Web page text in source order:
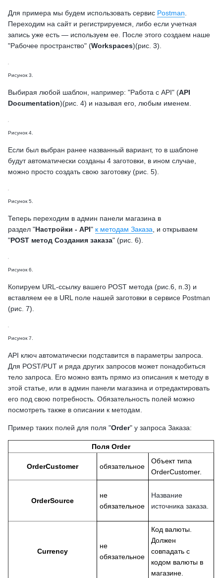
Для примера мы будем использовать сервис Postman
Переходим на сайт и регистрируемся, либо если учетная
запись уже есть — используем ее. После этого создаем наше
"Рабочее пространство" (Workspaces)(рис. 3).
Рисунок 3.
Выбирая любой шаблон, например: "Работа с API" (API
Documentation)(рис. 4) и называя его, любым именем.
Рисунок 4.
Если был выбран ранее названный вариант, то в шаблоне
будут автоматически созданы 4 заготовки, в ином случае,
можно просто создать свою заготовку (рис. 5).
Рисунок 5.
Теперь переходим в админ панели магазина в
раздел "Настройки - API" к методам Заказа , и открываем
"POST метод Создания заказа" (рис. 6).
Рисунок 6.
Копируем URL-ссылку вашего POST метода (рис.6, п.3) и
вставляем ее в URL поле нашей заготовки в сервисе Postman
(рис. 7).
Рисунок 7.
API ключ автоматически подставится в параметры запроса.
Для POST/PUT и ряда других запросов может понадобиться
тело запроса. Его можно взять прямо из описания к методу в
этой статье, или в админ панели магазина и отредактировать
его под свою потребность. Обязательность полей можно
посмотреть также в описании к методам.
Пример таких полей для поля "Order" у запроса Заказа:
Поля Order
OrderCustomer обязательное
Объект типа
OrderCustomer.
OrderSource
не
обязательное
Название
источника заказа.
Currency
не
обязательное
Код валюты.
Должен
совпадать с
кодом валюты в
магазине.